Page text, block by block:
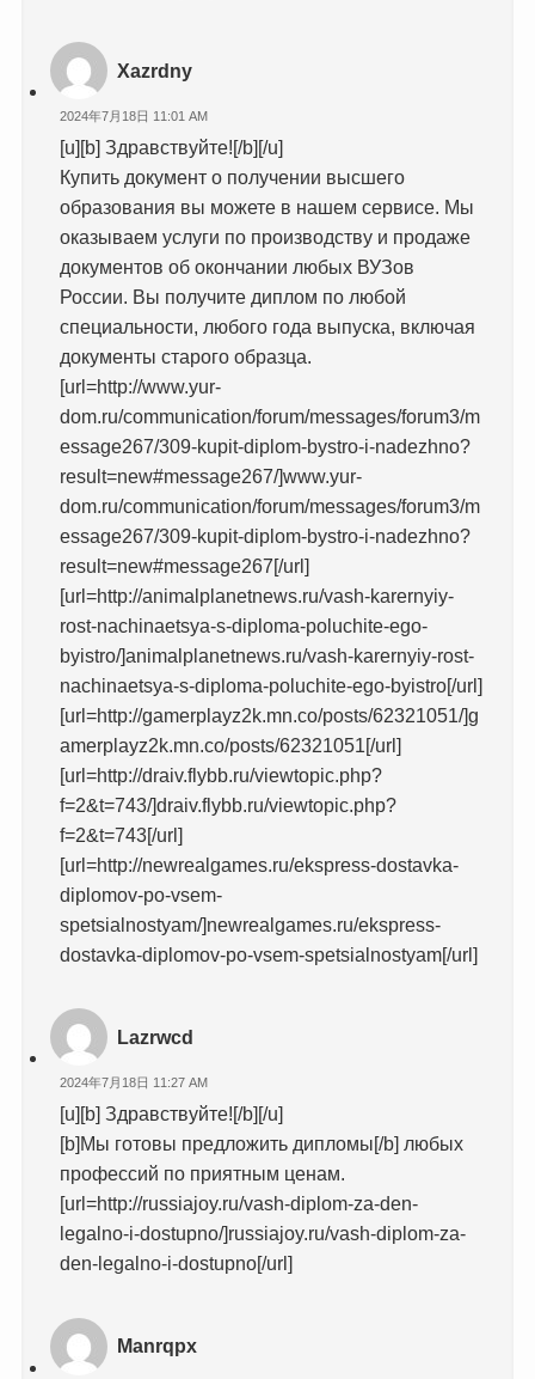
Xazrdny
2024年7月18日 11:01 AM
[u][b] Здравствуйте![/b][/u]
Купить документ о получении высшего
образования вы можете в нашем сервисе. Мы
оказываем услуги по производству и продаже
документов об окончании любых ВУЗов
России. Вы получите диплом по любой
специальности, любого года выпуска, включая
документы старого образца.
[url=http://www.yur-
dom.ru/communication/forum/messages/forum3/m
essage267/309-kupit-diplom-bystro-i-nadezhno?
result=new#message267/]www.yur-
dom.ru/communication/forum/messages/forum3/m
essage267/309-kupit-diplom-bystro-i-nadezhno?
result=new#message267[/url]
[url=http://animalplanetnews.ru/vash-karernyiy-
rost-nachinaetsya-s-diploma-poluchite-ego-
byistro/]animalplanetnews.ru/vash-karernyiy-rost-
nachinaetsya-s-diploma-poluchite-ego-byistro[/url]
[url=http://gamerplayz2k.mn.co/posts/62321051/]g
amerplayz2k.mn.co/posts/62321051[/url]
[url=http://draiv.flybb.ru/viewtopic.php?
f=2&t=743/]draiv.flybb.ru/viewtopic.php?
f=2&t=743[/url]
[url=http://newrealgames.ru/ekspress-dostavka-
diplomov-po-vsem-
spetsialnostyam/]newrealgames.ru/ekspress-
dostavka-diplomov-po-vsem-spetsialnostyam[/url]
Lazrwcd
2024年7月18日 11:27 AM
[u][b] Здравствуйте![/b][/u]
[b]Мы готовы предложить дипломы[/b] любых
профессий по приятным ценам.
[url=http://russiajoy.ru/vash-diplom-za-den-
legalno-i-dostupno/]russiajoy.ru/vash-diplom-za-
den-legalno-i-dostupno[/url]
Manrqpx